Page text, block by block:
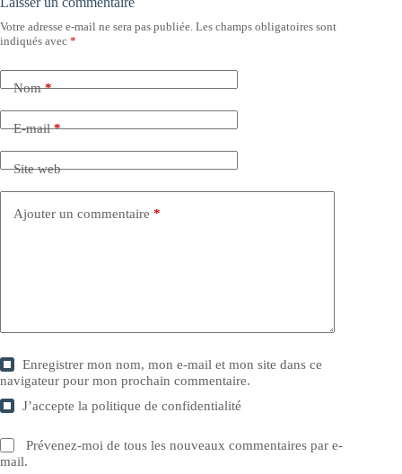
Votre adresse e-mail ne sera pas publiée. Les champs obligatoires sont
indiqués avec *
Nom*
E-mail*
Site web
Ajouter un commentaire *
Enregistrer mon nom, mon e-mail et mon site dans ce
navigateur pour mon prochain commentaire.
J’accepte lapolitique de confidentialité
Prévenez-moi de tous les nouveaux commentaires par e-
mail.